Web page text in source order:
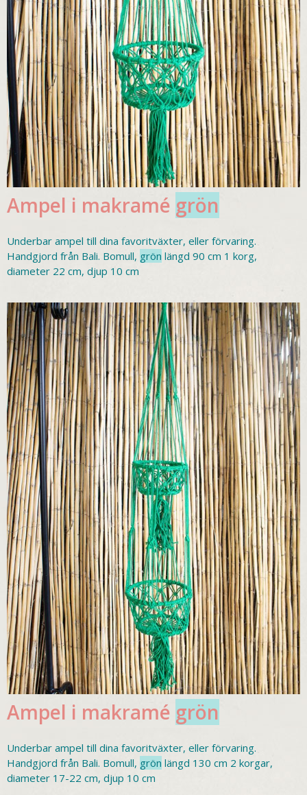
Ampel i makramé grön
Underbar ampel till dina favoritväxter, eller förvaring.
Handgjord från Bali. Bomull, grön längd 90 cm 1 korg,
diameter 22 cm, djup 10 cm
Ampel i makramé grön
Underbar ampel till dina favoritväxter, eller förvaring.
Handgjord från Bali. Bomull, grön längd 130 cm 2 korgar,
diameter 17-22 cm, djup 10 cm